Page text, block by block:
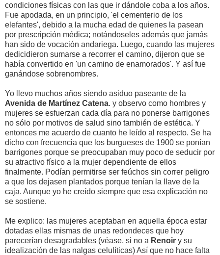
condiciones físicas con las que ir dándole coba a los años.
Fue apodada, en un principio, 'el cementerio de los
elefantes', debido a la mucha edad de quienes la pasean
por prescripción médica; notándoseles además que jamás
han sido de vocación andariega. Luego, cuando las mujeres
dedicidieron sumarse a recorrer el camino, dijeron que se
había convertido en 'un camino de enamorados'. Y así fue
ganándose sobrenombres.
Yo llevo muchos años siendo asiduo paseante de la
Avenida de Martínez Catena. y observo como hombres y
mujeres se esfuerzan cada día para no ponerse barrigones
no sólo por motivos de salud sino también de estética. Y
entonces me acuerdo de cuanto he leído al respecto. Se ha
dicho con frecuencia que los burgueses de 1900 se ponían
barrigones porque se preocupaban muy poco de seducir por
su atractivo físico a la mujer dependiente de ellos
finalmente. Podían permitirse ser feúchos sin correr peligro
a que los dejasen plantados porque tenían la llave de la
caja. Aunque yo he creído siempre que esa explicación no
se sostiene.
Me explico: las mujeres aceptaban en aquella época estar
dotadas ellas mismas de unas redondeces que hoy
parecerían desagradables (véase, si no a Renoir y su
idealización de las nalgas celulíticas) Así que no hace falta